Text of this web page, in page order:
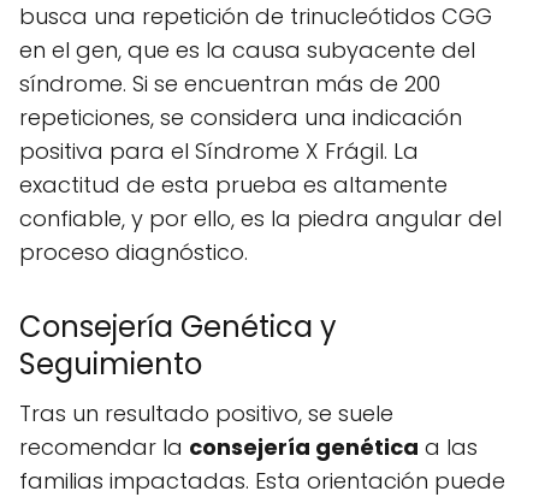
busca una repetición de trinucleótidos CGG
en el gen, que es la causa subyacente del
síndrome. Si se encuentran más de 200
repeticiones, se considera una indicación
positiva para el Síndrome X Frágil. La
exactitud de esta prueba es altamente
confiable, y por ello, es la piedra angular del
proceso diagnóstico.
Consejería Genética y
Seguimiento
Tras un resultado positivo, se suele
recomendar la consejería genética a las
familias impactadas. Esta orientación puede